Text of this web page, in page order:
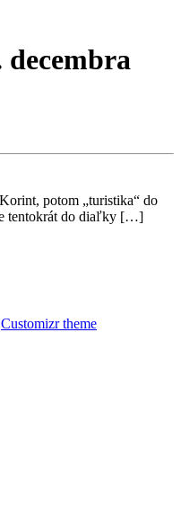
decembra
potom „turistika“ do
tentokrát do diaľky […]
Customizr theme